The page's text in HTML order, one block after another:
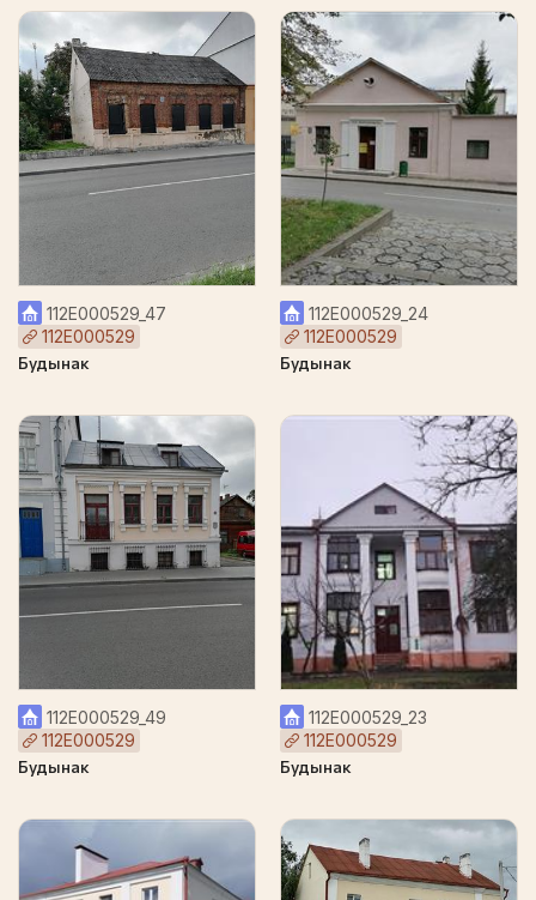
112Е000529_47
112Е000529
Будынак
112Е000529_49
112Е000529
Будынак
112Е000529_24
112Е000529
Будынак
112Е000529_23
112Е000529
Будынак